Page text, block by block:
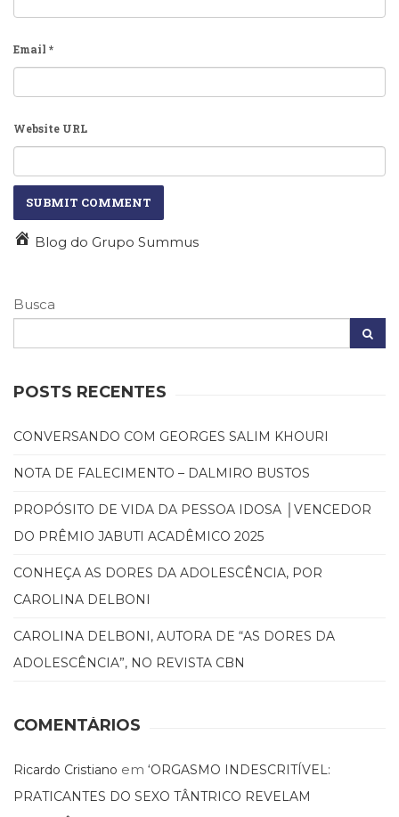
Email *
Website URL
Blog do Grupo Summus
Busca
POSTS RECENTES
CONVERSANDO COM GEORGES SALIM KHOURI
NOTA DE FALECIMENTO – DALMIRO BUSTOS
PROPÓSITO DE VIDA DA PESSOA IDOSA │VENCEDOR
DO PRÊMIO JABUTI ACADÊMICO 2025
CONHEÇA AS DORES DA ADOLESCÊNCIA, POR
CAROLINA DELBONI
CAROLINA DELBONI, AUTORA DE “AS DORES DA
ADOLESCÊNCIA”, NO REVISTA CBN
COMENTÁRIOS
Ricardo Cristiano em ‘ORGASMO INDESCRITÍVEL:
PRATICANTES DO SEXO TÂNTRICO REVELAM